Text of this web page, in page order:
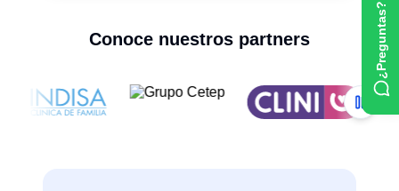
¿Preguntas?
Conoce nuestros partners